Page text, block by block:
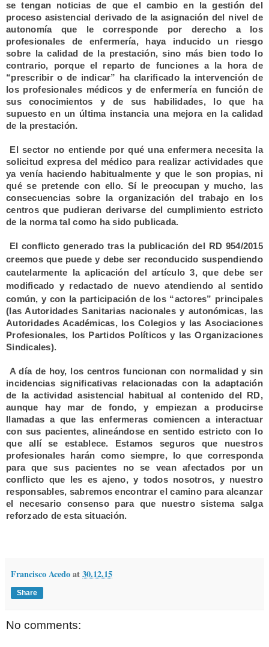
se tengan noticias de que el cambio en la gestión del
proceso asistencial derivado de la asignación del nivel de
autonomía que le corresponde por derecho a los
profesionales de enfermería, haya inducido un riesgo
sobre la calidad de la prestación, sino más bien todo lo
contrario, porque el reparto de funciones a la hora de
“prescribir o de indicar” ha clarificado la intervención de
los profesionales médicos y de enfermería en función de
sus conocimientos y de sus habilidades, lo que ha
supuesto en un última instancia una mejora en la calidad
de la prestación.
El sector no entiende por qué una enfermera necesita la
solicitud expresa del médico para realizar actividades que
ya venía haciendo habitualmente y que le son propias, ni
qué se pretende con ello. Sí le preocupan y mucho, las
consecuencias sobre la organización del trabajo en los
centros que pudieran derivarse del cumplimiento estricto
de la norma tal como ha sido publicada.
El conflicto generado tras la publicación del RD 954/2015
creemos que puede y debe ser reconducido suspendiendo
cautelarmente la aplicación del artículo 3, que debe ser
modificado y redactado de nuevo atendiendo al sentido
común, y con la participación de los “actores” principales
(las Autoridades Sanitarias nacionales y autonómicas, las
Autoridades Académicas, los Colegios y las Asociaciones
Profesionales, los Partidos Políticos y las Organizaciones
Sindicales).
A día de hoy, los centros funcionan con normalidad y sin
incidencias significativas relacionadas con la adaptación
de la actividad asistencial habitual al contenido del RD,
aunque hay mar de fondo, y empiezan a producirse
llamadas a que las enfermeras comiencen a interactuar
con sus pacientes, alineándose en sentido estricto con lo
que allí se establece. Estamos seguros que nuestros
profesionales harán como siempre, lo que corresponda
para que sus pacientes no se vean afectados por un
conflicto que les es ajeno, y todos nosotros, y nuestro
responsables, sabremos encontrar el camino para alcanzar
el necesario consenso para que nuestro sistema salga
reforzado de esta situación.
Francisco Acedoat30.12.15
Share
No comments: